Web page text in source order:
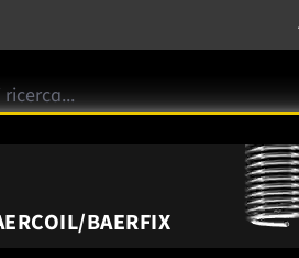
BAERFIX